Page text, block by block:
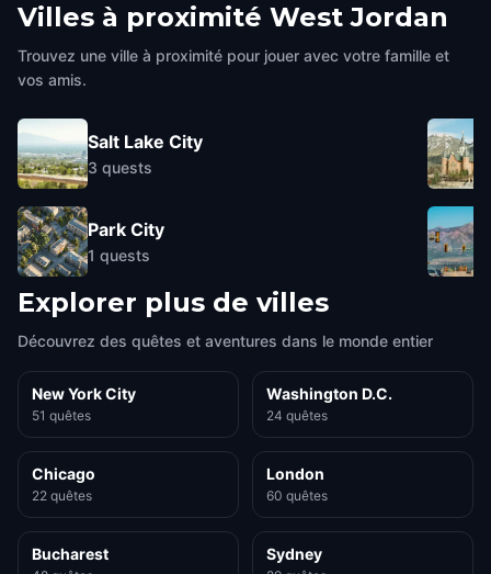
Villes à proximité West Jordan
Trouvez une ville à proximité pour jouer avec votre famille et
vos amis.
Salt Lake City
3 quests
Park City
1 quests
Explorer plus de villes
Découvrez des quêtes et aventures dans le monde entier
New York City
51 quêtes
Washington D.C.
24 quêtes
Chicago
22 quêtes
London
60 quêtes
Bucharest Sydney